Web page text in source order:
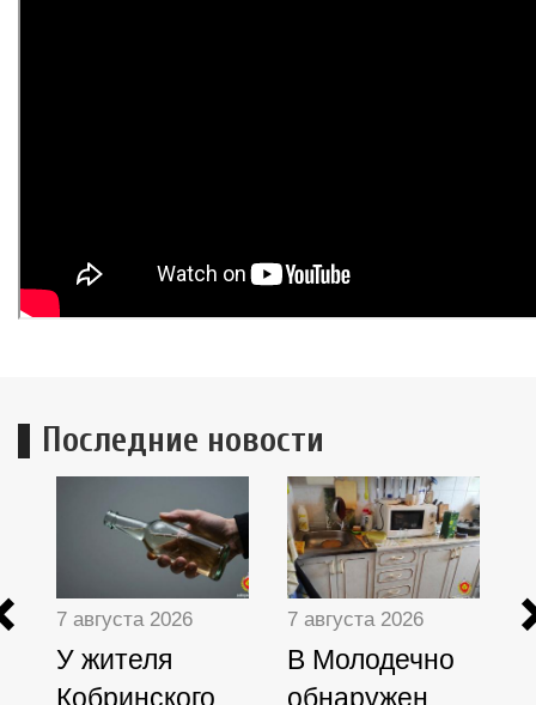
Последние новости
Previous
7 августа 2026
У жителя
Кобринского
7 августа 2026
В Молодечно
обнаружен
7